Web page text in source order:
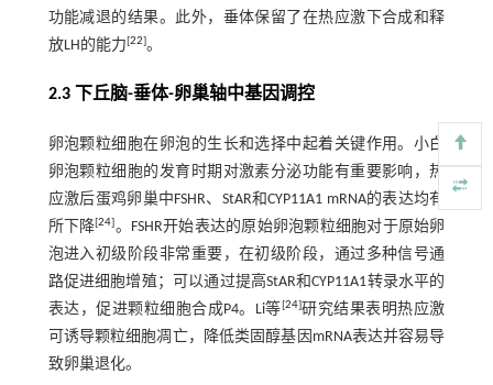
功能减退的结果。此外，垂体保留了在热应激下合成和释
放LH的能力[22]。
2.3 下丘脑-垂体-卵巢轴中基因调控
卵泡颗粒细胞在卵泡的生长和选择中起着关键作用。小白
卵泡颗粒细胞的发育时期对激素分泌功能有重要影响，热
应激后蛋鸡卵巢中FSHR、StAR和CYP11A1 mRNA的表达均有
所下降[24]。FSHR开始表达的原始卵泡颗粒细胞对于原始卵
泡进入初级阶段非常重要，在初级阶段，通过多种信号通
路促进细胞增殖；可以通过提高StAR和CYP11A1转录水平的
表达，促进颗粒细胞合成P4。Li等[24]研究结果表明热应激
可诱导颗粒细胞凋亡，降低类固醇基因mRNA表达并容易导
致卵巢退化。